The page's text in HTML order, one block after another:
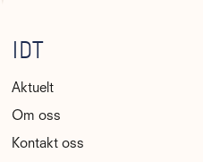
IDT
Aktuelt
Om oss
Kontakt oss